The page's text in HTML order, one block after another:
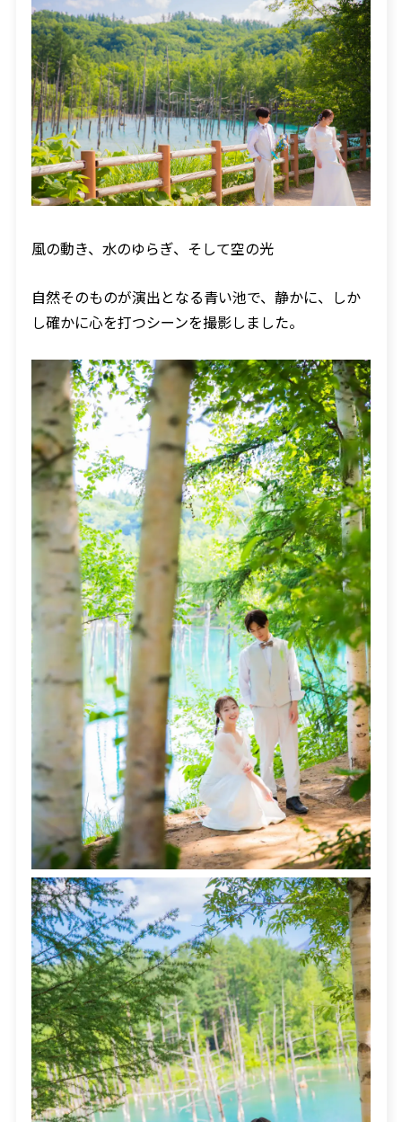
風の動き、水のゆらぎ、そして空の光
自然そのものが演出となる青い池で、静かに、しか
し確かに心を打つシーンを撮影しました。